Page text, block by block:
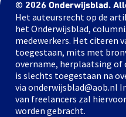
© 2026 Onderwijsblad.
Het auteursrecht op de
het Onderwijsblad,
medewerkers. Het citeren
toegestaan, mits met
overname, herplaatsing of
is slechts toegestaan na
via onderwijsblad@aob.nl
van freelancers zal
worden gebracht.